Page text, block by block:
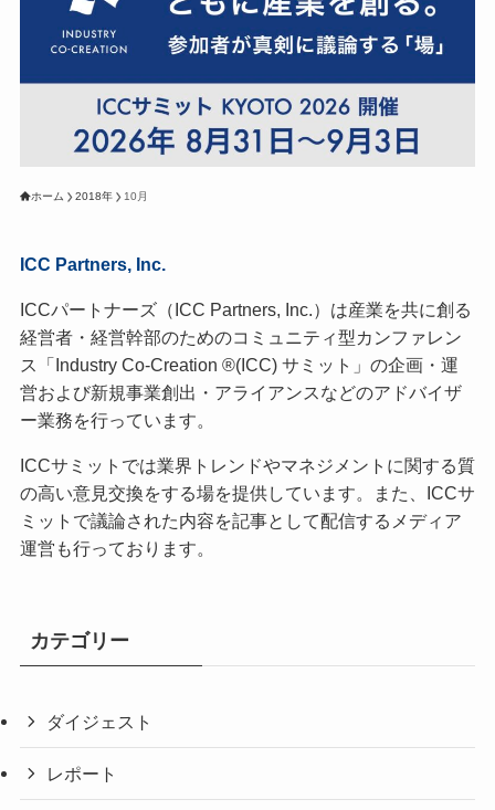
ホーム 2018年 10月
ICC Partners, Inc.
ICCパートナーズ（ICC Partners, Inc.）は産業を共に創る
経営者・経営幹部のためのコミュニティ型カンファレン
ス「Industry Co-Creation ®(ICC) サミット」の企画・運
営および新規事業創出・アライアンスなどのアドバイザ
ー業務を行っています。
ICCサミットでは業界トレンドやマネジメントに関する質
の高い意見交換をする場を提供しています。また、ICCサ
ミットで議論された内容を記事として配信するメディア
運営も行っております。
カテゴリー
ダイジェスト
レポート